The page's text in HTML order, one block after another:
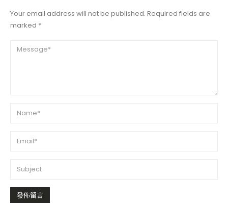
Your email address will not be published. Required fields are
marked *